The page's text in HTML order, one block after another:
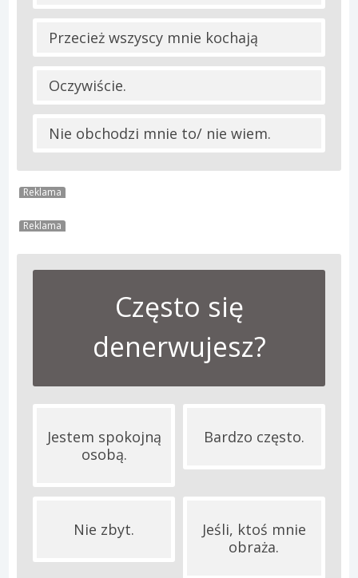
Przecież wszyscy mnie kochają
Oczywiście.
Nie obchodzi mnie to/ nie wiem.
Reklama
Reklama
Często się
denerwujesz?
Jestem spokojną
osobą.
Bardzo często.
Nie zbyt.
Jeśli, ktoś mnie
obraża.